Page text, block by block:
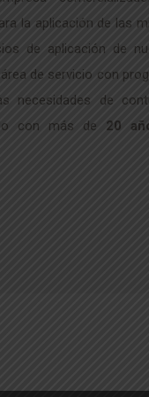
la aplicación de las
de aplicación de
de servicio con
necesidades de
con más de 20